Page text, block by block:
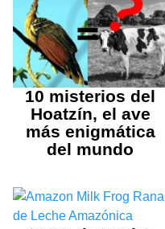
10 misterios del
Hoatzín, el ave
más enigmática
del mundo